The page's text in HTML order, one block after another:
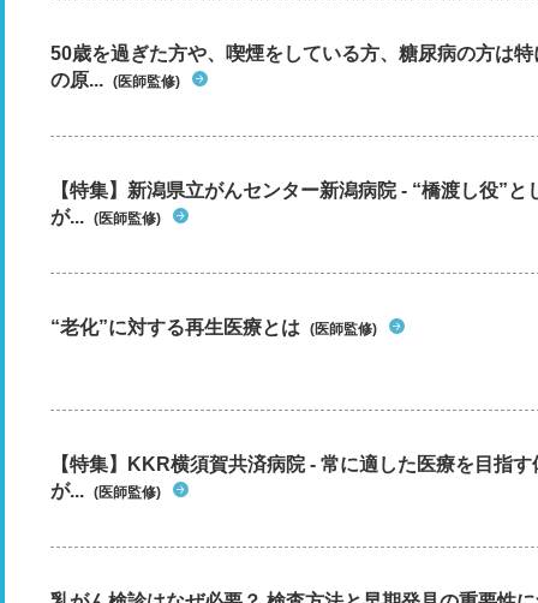
50歳を過ぎた方や、喫煙をしている方、糖尿病の方は
の原... (医師監修)
【特集】新潟県立がんセンター新潟病院 - “橋渡し役”
が... (医師監修)
“老化”に対する再生医療とは (医師監修)
【特集】KKR横須賀共済病院 - 常に適した医療を目指
が... (医師監修)